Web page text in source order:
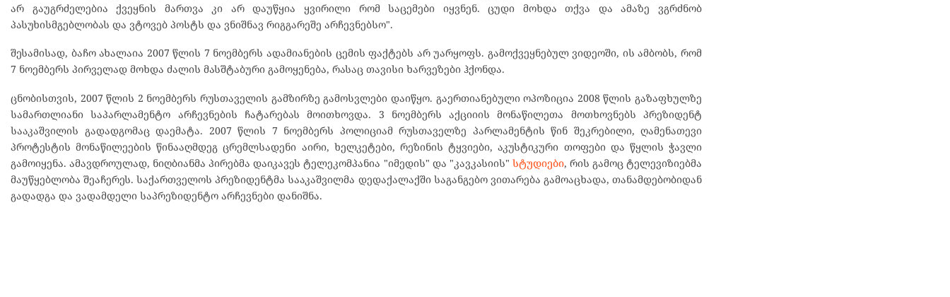
არ გაუგრძელებია ქვეყნის მართვა კი არ დაუწყია ყვირილი რომ საცემები იყვნენ. ცუდი მოხდა თქვა და ამაზე ვგრძნობ
პასუხისმგებლობას და ვტოვებ პოსტს და ვნიშნავ რიგგარეშე არჩევნებსო".
შესამისად, ბაჩო ახალაია 2007 წლის 7 ნოემბერს ადამიანების ცემის ფაქტებს არ უარყოფს. გამოქვეყნებულ ვიდეოში, ის ამბობს, რომ
7 ნოემბერს პირველად მოხდა ძალის მასშტაბური გამოყენება, რასაც თავისი ხარვეზები ჰქონდა.
ცნობისთვის, 2007 წლის 2 ნოემბერს რუსთაველის გამზირზე გამოსვლები დაიწყო. გაერთიანებული ოპოზიცია 2008 წლის გაზაფხულზე
სამართლიანი საპარლამენტო არჩევნების ჩატარებას მოითხოვდა. 3 ნოემბერს აქციიის მონაწილეთა მოთხოვნებს პრეზიდენტ
სააკაშვილის გადადგომაც დაემატა. 2007 წლის 7 ნოემბერს პოლიციამ რუსთაველზე პარლამენტის წინ შეკრებილი, ღამენათევი
პროტესტის მონაწილეების წინააღმდეგ ცრემლსადენი აირი, ხელკეტები, რეზინის ტყვიები, აკუსტიკური თოფები და წყლის ჭავლი
გამოიყენა. ამავდროულად, ნიღბიანმა პირებმა დაიკავეს ტელეკომპანია "იმედის" და "კავკასიის" სტუდიები, რის გამოც ტელევიზიებმა
მაუწყებლობა შეაჩერეს. საქართველოს პრეზიდენტმა სააკაშვილმა დედაქალაქში საგანგებო ვითარება გამოაცხადა, თანამდებობიდან
გადადგა და ვადამდელი საპრეზიდენტო არჩევნები დანიშნა.